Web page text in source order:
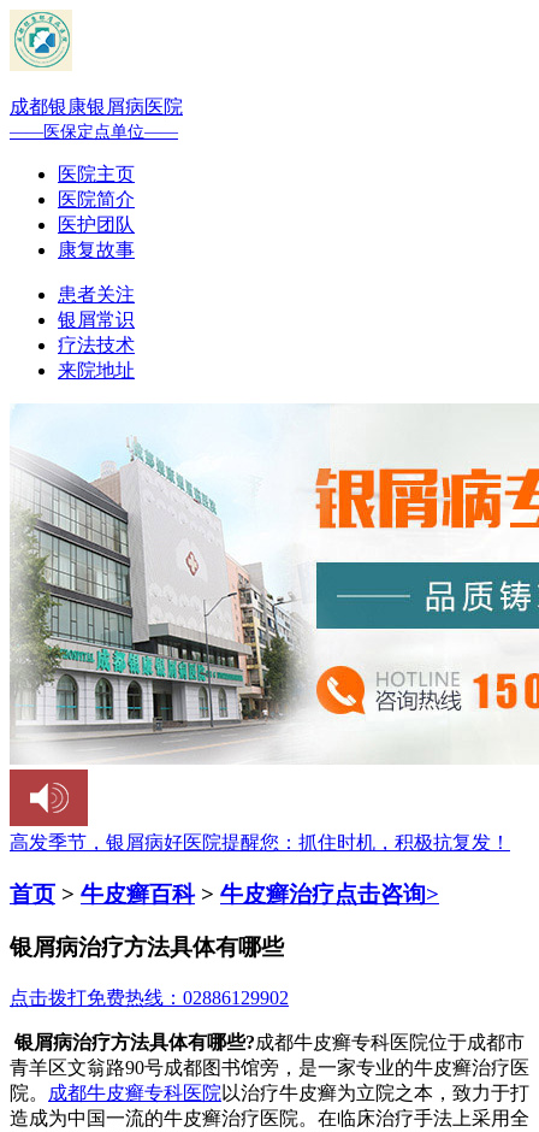
成都银康银屑病医院
——医保定点单位——
医院主页
医院简介
医护团队
康复故事
患者关注
银屑常识
疗法技术
来院地址
高发季节，银屑病好医院提醒您： 抓住时机，积极抗复发！
首页 > 牛皮癣百科> 牛皮癣治疗点击咨询>
银屑病治疗方法具体有哪些
点击拨打免费热线：02886129902
银屑病治疗方法具体有哪些?成都牛皮癣专科医院位于成都市
青羊区文翁路90号成都图书馆旁，是一家专业的牛皮癣治疗医
院。
成都牛皮癣专科医院 以治疗牛皮癣为立院之本，致力于打
造成为中国一流的牛皮癣治疗医院。在临床治疗手法上采用全